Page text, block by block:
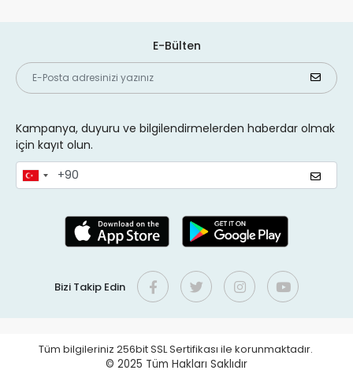
E-Bülten
Kampanya, duyuru ve bilgilendirmelerden haberdar olmak
için kayıt olun.
Bizi Takip Edin
Tüm bilgileriniz 256bit SSL Sertifikası ile korunmaktadır.
© 2025 Tüm Hakları Saklıdır